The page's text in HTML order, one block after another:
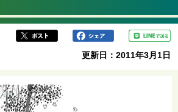
更新日：2011年3月1日